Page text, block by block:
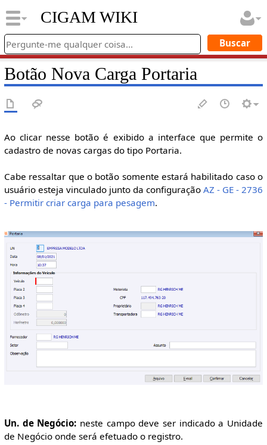
CIGAM WIKI
Botão Nova Carga Portaria
Ao clicar nesse botão é exibido a interface que permite o
cadastro de novas cargas do tipo Portaria.
Cabe ressaltar que o botão somente estará habilitado caso o
usuário esteja vinculado junto da configuraçãoAZ - GE - 2736
- Permitir criar carga para pesagem.
Un. de Negócio: neste campo deve ser indicado a Unidade
de Negócio onde será efetuado o registro.